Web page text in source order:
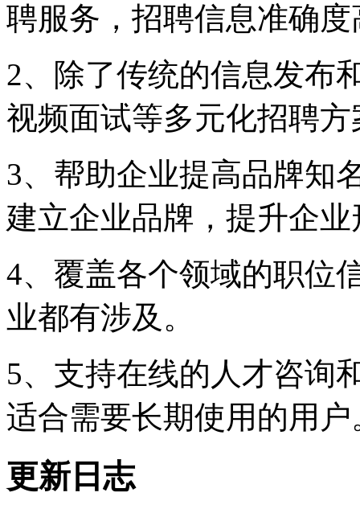
聘服务，招聘信息准确度
2、除了传统的信息发布
视频面试等多元化招聘方
3、帮助企业提高品牌知
建立企业品牌，提升企业
4、覆盖各个领域的职位
业都有涉及。
5、支持在线的人才咨询
适合需要长期使用的用户
更新日志